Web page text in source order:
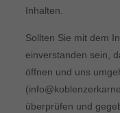
Inhalten.
Sollten Sie mit dem
einverstanden sein,
öffnen und uns
überprüfen und